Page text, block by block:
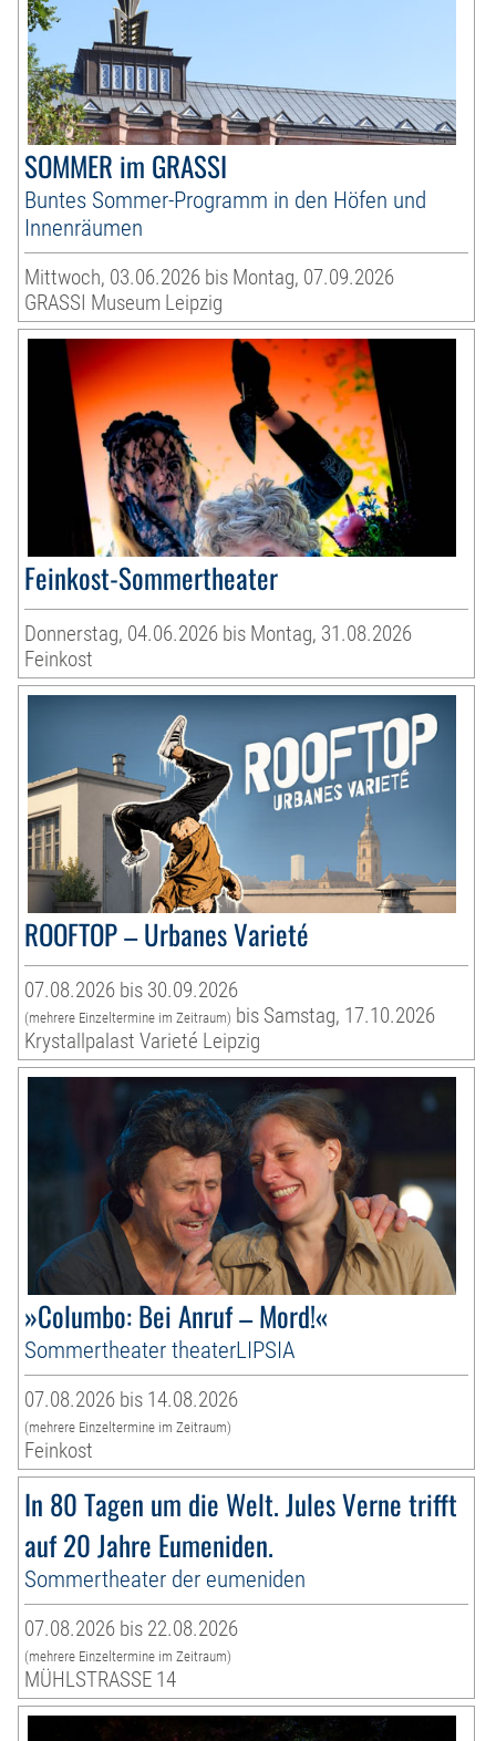
SOMMER im GRASSI
Buntes Sommer-Programm in den Höfen und
Innenräumen
Mittwoch, 03.06.2026 bis Montag, 07.09.2026
GRASSI Museum Leipzig
Feinkost-Sommertheater
Donnerstag, 04.06.2026 bis Montag, 31.08.2026
Feinkost
ROOFTOP – Urbanes Varieté
07.08.2026 bis 30.09.2026
(mehrere Einzeltermine im Zeitraum) bis Samstag, 17.10.2026
Krystallpalast Varieté Leipzig
»Columbo: Bei Anruf – Mord!«
Sommertheater theaterLIPSIA
07.08.2026 bis 14.08.2026
(mehrere Einzeltermine im Zeitraum)
Feinkost
In 80 Tagen um die Welt. Jules Verne trifft
auf 20 Jahre Eumeniden.
Sommertheater der eumeniden
07.08.2026 bis 22.08.2026
(mehrere Einzeltermine im Zeitraum)
MÜHLSTRASSE 14